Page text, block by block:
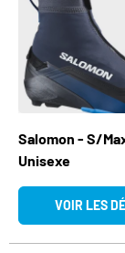
Salomon - S/
Unisexe
VOIR LES